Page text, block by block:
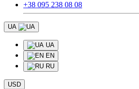
+38 095 238 08 08
UA
UA
EN
RU
USD